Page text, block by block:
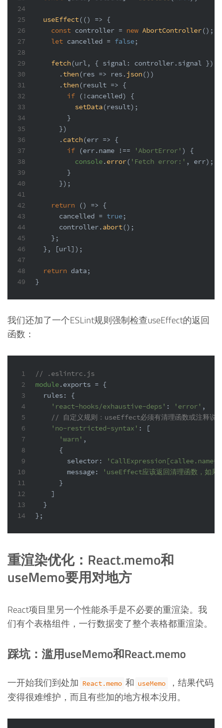
24
25
26
27
28
29
30
31
32
33
34
35
36
37
38
39
40
41
42
43
44
45
46
47
48
49
useEffect( () => {
const controller = new AbortController();
let cancelled = false;
fetch(url, { signal : controller. signal
})
      .
then(res => res. json())
      .
then(result => {
if (!cancelled) {
setData(result);
        }
      })
      .
catch(err => {
if (err. name !== 'AbortError' ) {
console. error( 'Fetch error:' , err);
        }
      });
return () => {
      cancelled =
true;
      controller.
abort();
    };
  }, [url]);
return data;
}
我们还加了一个ESLint规则强制检查useEffect的返回
函数：
1
2
3
4
5
6
7
8
9
10
11
12
13
14
// .eslintrc.js
module. exports = {
rules: {
'react-hooks/exhaustive-deps' : 'error' ,
// 自定义规则：useEffect必须有清理函数或注释说
'no-restricted-syntax' : [
'warn' ,
      {
selector:
message:
'useEffect应该返回清理函数，如果
      }
    ]
  }
};
重渲染优化：React.memo和
useMemo要用对地方
React项目里另一个性能杀手是不必要的重渲染。我
们有个表格组件，一行数据变了整个表格都重渲染。
踩坑：滥用useMemo和React.memo
一开始我们到处加 React.memo 和 useMemo
，结果代码
变得很难维护，而且有些加的地方根本没用。